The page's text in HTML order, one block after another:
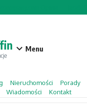
Opinie
Menu
Nieruchomości
Porady
Wiadomości Kontakt